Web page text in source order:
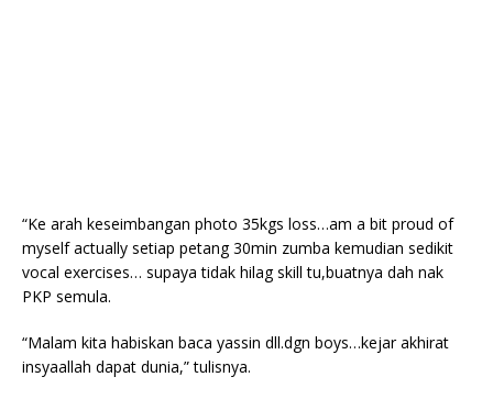
“Ke arah keseimbangan photo 35kgs loss…am a bit proud of
myself actually setiap petang 30min zumba kemudian sedikit
vocal exercises… supaya tidak hilag skill tu,buatnya dah nak
PKP semula.
“Malam kita habiskan baca yassin dll.dgn boys…kejar akhirat
insyaallah dapat dunia,” tulisnya.